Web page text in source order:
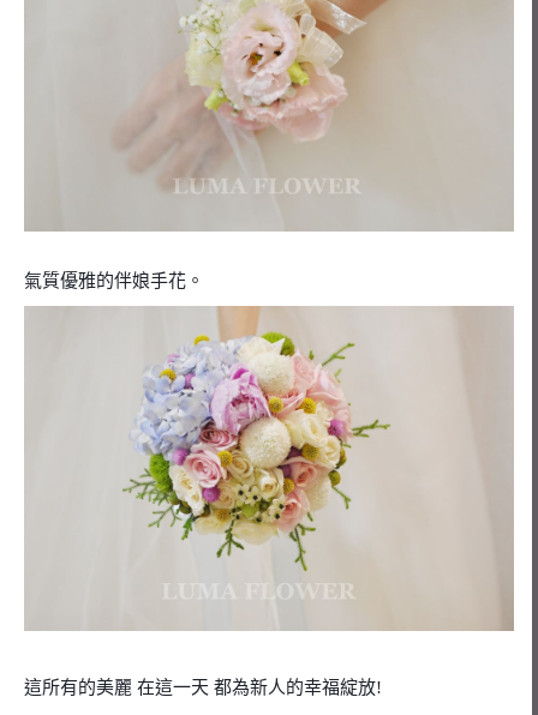
氣質優雅的伴娘手花。
這所有的美麗 在這一天 都為新人的幸福綻放!